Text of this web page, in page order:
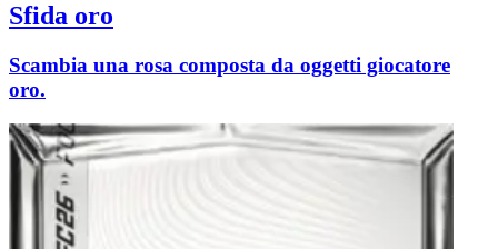
Sfida oro
Scambia una rosa composta da oggetti giocatore
oro.